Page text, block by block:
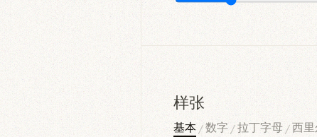
样张
基本 /数字 /拉丁字母 /西